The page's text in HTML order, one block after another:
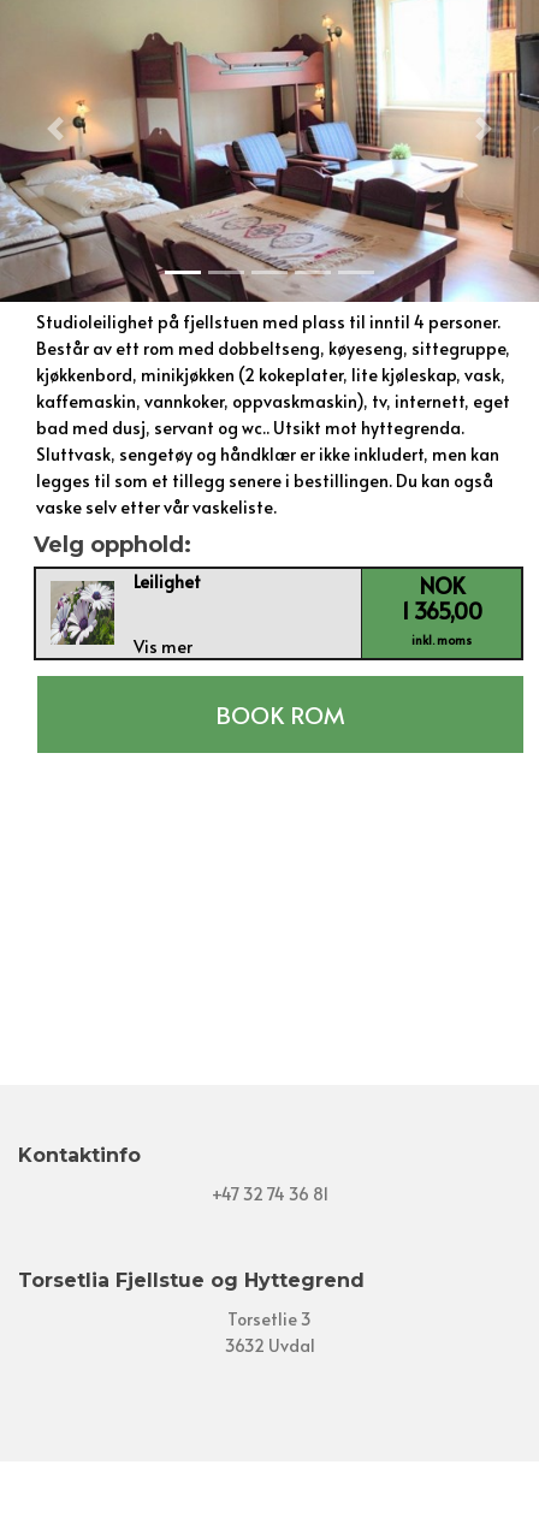
Previous Next
Studioleilighet på fjellstuen med plass til inntil 4 personer.
Består av ett rom med dobbeltseng, køyeseng, sittegruppe,
kjøkkenbord, minikjøkken (2 kokeplater, lite kjøleskap, vask,
kaffemaskin, vannkoker, oppvaskmaskin), tv, internett, eget
bad med dusj, servant og wc.. Utsikt mot hyttegrenda.
Sluttvask, sengetøy og håndklær er ikke inkludert, men kan
legges til som et tillegg senere i bestillingen. Du kan også
vaske selv etter vår vaskeliste.
Velg opphold:
Leilighet
Vis mer
NOK
1 365,00
inkl. moms
BOOK ROM
Kontaktinfo
+47 32 74 36 81
Torsetlia Fjellstue og Hyttegrend
Torsetlie 3
3632 Uvdal